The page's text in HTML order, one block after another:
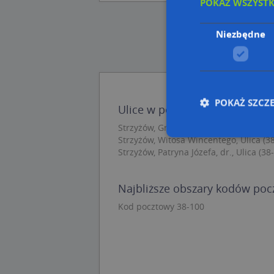
Ulice w pobliżu
Strzyżów, Grunwaldzka, Ulica (38-100)
Strzyżów, Witosa Wincentego, Ulica
Strzyżów, Patryna Józefa, dr., Ulica
Najbliższe obszary kodów
Kod pocztowy 38-100
Niezbędne
POKAŻ
Niezbędne pliki
zarządzanie